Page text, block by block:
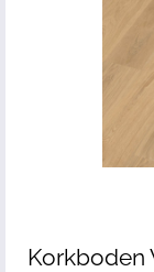
Korkboden